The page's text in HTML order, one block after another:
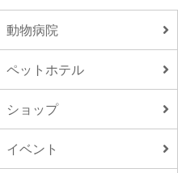
動物病院
ペットホテル
ショップ
イベント